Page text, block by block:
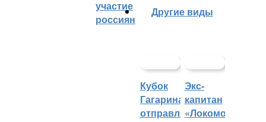
участие
россиян
Другие виды
Кубок
Гагарина
отправляется
Экс-
капитан
«Локомотива»